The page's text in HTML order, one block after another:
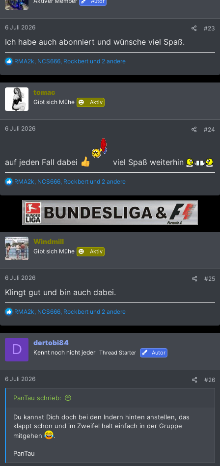
o
n
6 Juli 2026 #23
Ich habe auch abonniert und wünsche viel Spaß.
R
a
k
t
i
o
n
RMA2k NCS666 Rockbert und 2 andere
tomac
Gibt sich Mühe Aktiv
6 Juli 2026 #24
auf jeden Fall dabei viel Spaß weiterhin
R
a
n
e
n
:
RMA2k NCS666 Rockbert und 2 andere
Windmill
Gibt sich Mühe Aktiv
6 Juli 2026 #25
Klingt gut und bin auch dabei.
R
a
k
n
:
RMA2k NCS666 Rockbert und 2 andere
D dertobi84
Kennt noch nicht jeder Thread Starter Autor
6 Juli 2026 #26
PanTau schrieb:
Du kannst Dich doch bei den Indern hinten anstellen, das
klappt schon und im Zweifel halt einfach in der Gruppe
mitgehen
.
PanTau